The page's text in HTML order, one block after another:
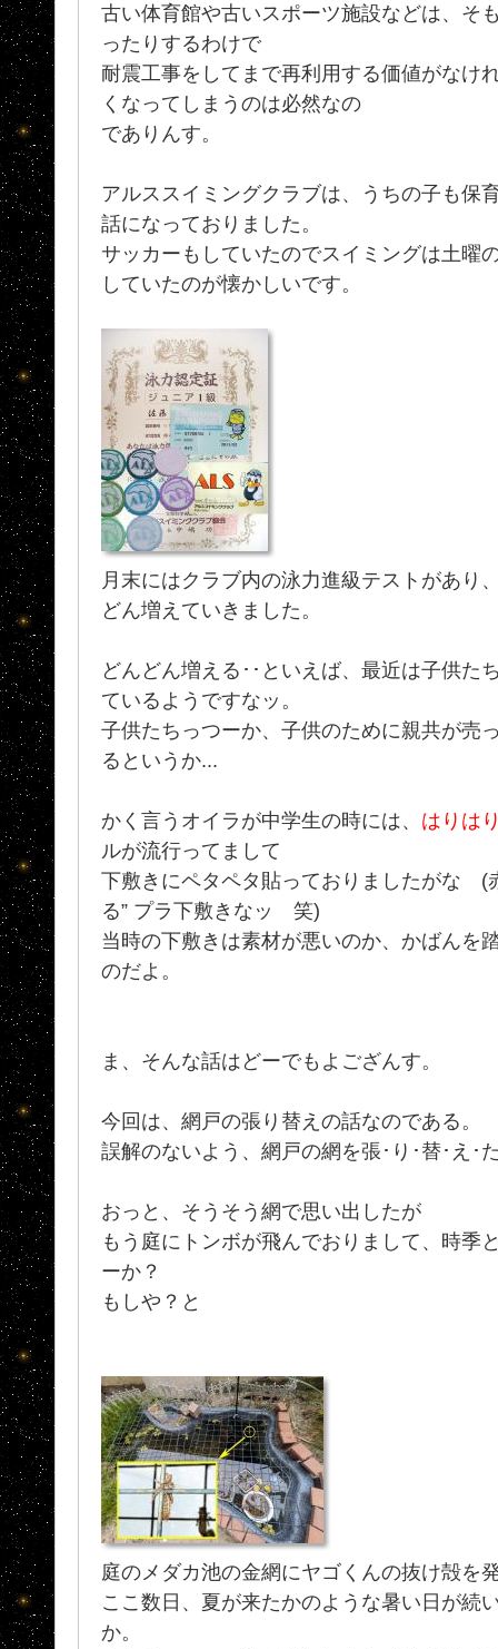
古い体育館や古いスポーツ施設などは、そ
ったりするわけで
耐震工事をしてまで再利用する価値がなけ
くなってしまうのは必然なの
でありんす。
アルススイミングクラブは、うちの子も保
話になっておりました。
サッカーもしていたのでスイミングは土曜
していたのが懐かしいです。
月末にはクラブ内の泳力進級テストがあり
どん増えていきました。
どんどん増える･･といえば、最近は子供た
ているようですなッ。
子供たちっつーか、子供のために親共が売
るというか...
かく言うオイラが中学生の時には、 はりは
ルが流行ってまして
下敷きにペタペタ貼っておりましたがな (
る” プラ下敷きなッ 笑)
当時の下敷きは素材が悪いのか、かばんを
のだよ。
ま、そんな話はどーでもよござんす。
今回は、網戸の張り替えの話なのである。
誤解のないよう、網戸の網を張･り･替･え･
おっと、そうそう網で思い出したが
もう庭にトンボが飛んでおりまして、時季
ーか？
もしや？と
庭のメダカ池の金網にヤゴくんの抜け殻を
ここ数日、夏が来たかのような暑い日が続
か。